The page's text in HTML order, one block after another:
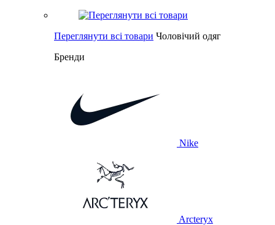
Переглянути всі товари Чоловічий одяг
Бренди
Nike
Arcteryx